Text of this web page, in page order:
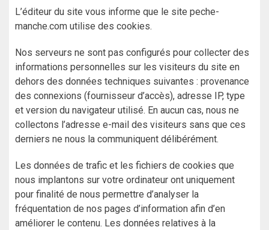
L’éditeur du site vous informe que le site peche-
manche.com utilise des cookies.
Nos serveurs ne sont pas configurés pour collecter des
informations personnelles sur les visiteurs du site en
dehors des données techniques suivantes : provenance
des connexions (fournisseur d’accès), adresse IP, type
et version du navigateur utilisé. En aucun cas, nous ne
collectons l’adresse e-mail des visiteurs sans que ces
derniers ne nous la communiquent délibérément.
Les données de trafic et les fichiers de cookies que
nous implantons sur votre ordinateur ont uniquement
pour finalité de nous permettre d’analyser la
fréquentation de nos pages d’information afin d’en
améliorer le contenu. Les données relatives à la